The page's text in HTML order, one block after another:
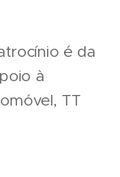
é da
à
TT